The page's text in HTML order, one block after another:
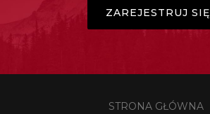
ZAREJESTRUJ SIĘ
STRONA GŁÓWNA